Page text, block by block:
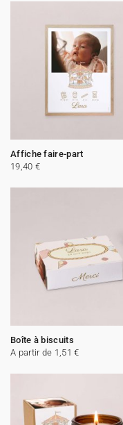
Affiche faire-part
19,40 €
Boîte à biscuits
A partir de 1,51 €